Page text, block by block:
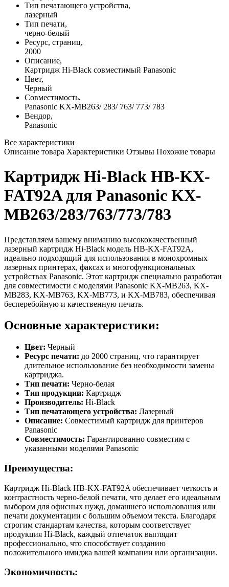
Тип печатающего устройства,
лазерный
Тип печати,
черно-белый
Ресурс, страниц,
2000
Описание,
Картридж Hi-Black совместимый Panasonic
Цвет,
Черный
Совместимость,
Panasonic KX-MB263/ 283/ 763/ 773/ 783
Вендор,
Panasonic
Все характеристики
Описание товара Характеристики Отзывы Похожие товары
Картридж Hi-Black HB-KX-
FAT92A для Panasonic KX-
MB263/283/763/773/783
Представляем вашему вниманию высококачественный
лазерный картридж Hi-Black модель HB-KX-FAT92A,
идеально подходящий для использования в монохромных
лазерных принтерах, факсах и многофункциональных
устройствах Panasonic. Этот картридж специально разработан
для совместимости с моделями Panasonic KX-MB263, KX-
MB283, KX-MB763, KX-MB773, и KX-MB783, обеспечивая
бесперебойную и качественную печать.
Основные характеристики:
Цвет: Черный
Ресурс печати: до 2000 страниц, что гарантирует
длительное использование без необходимости замены
картриджа.
Тип печати: Черно-белая
Тип продукции: Картридж
Производитель: Hi-Black
Тип печатающего устройства: Лазерный
Описание: Совместимый картридж для принтеров
Panasonic
Совместимость: Гарантированно совместим с
указанными моделями Panasonic
Преимущества:
Картридж Hi-Black HB-KX-FAT92A обеспечивает четкость и
контрастность черно-белой печати, что делает его идеальным
выбором для офисных нужд, домашнего использования или
печати документации с большим объемом текста. Благодаря
строгим стандартам качества, которым соответствует
продукция Hi-Black, каждый отпечаток выглядит
профессионально, что способствует созданию
положительного имиджа вашей компании или организации.
Экономичность: